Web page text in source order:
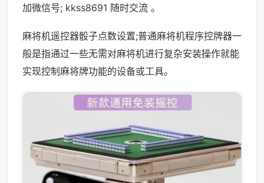
加微信号; kkss8691 随时交流 。
麻将机遥控器骰子点数设置;普通麻将机程序控牌器一
般是指通过一些无需对麻将机进行复杂安装操作就能
实现控制麻将牌功能的设备或工具。